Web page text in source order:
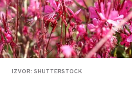
IZVOR: SHUTTERSTOCK